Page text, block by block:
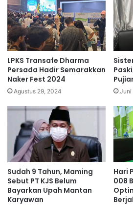
LPKS Transafe Dharma
Persada Hadir Semarakkan
Naker Fest 2024
Agustus 29, 2024 Juni
Sudah 9 Tahun, Maming
Sebut PT KJS Belum
Bayarkan Upah Mantan
Karyawan
Hari
008